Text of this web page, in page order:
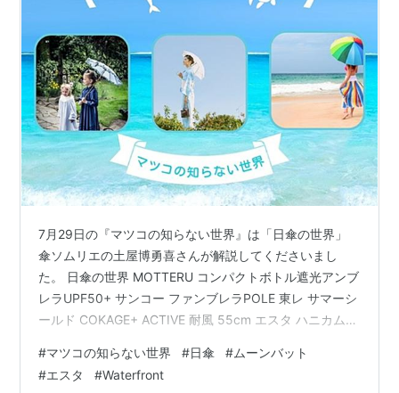
7月29日の『マツコの知らない世界』は「日傘の世界」
傘ソムリエの土屋博勇喜さんが解説してくださいまし
た。 日傘の世界 MOTTERU コンパクトボトル遮光アンブ
レラUPF50+ サンコー ファンブレラPOLE 東レ サマーシ
ールド COKAGE+ ACTIVE 耐風 55cm エスタ ハニカム断
クションwide61 +TIC COOL SHADE フロータス超撥水
晴雨兼用折りたたみ傘 60cm スノーピーク アンブレラ
#マツコの知らない世界 #日傘 #ムーンバット
#エスタ #Waterfront